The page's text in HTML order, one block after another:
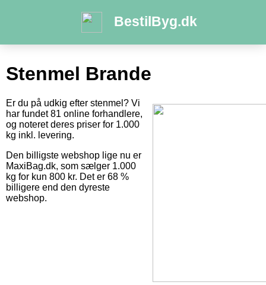
BestilByg.dk
Stenmel Brande
Er du på udkig efter stenmel? Vi
har fundet 81 online forhandlere,
og noteret deres priser for 1.000
kg inkl. levering.
Den billigste webshop lige nu er
MaxiBag.dk, som sælger 1.000
kg for kun 800 kr. Det er 68 %
billigere end den dyreste
webshop.